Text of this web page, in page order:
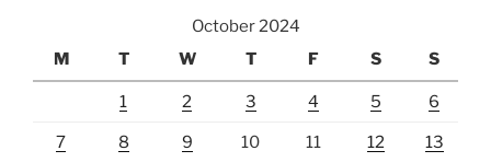
October 2024
M
T W T F S S
1 2 3 4 5 6
7 8 9 10 11 12 13